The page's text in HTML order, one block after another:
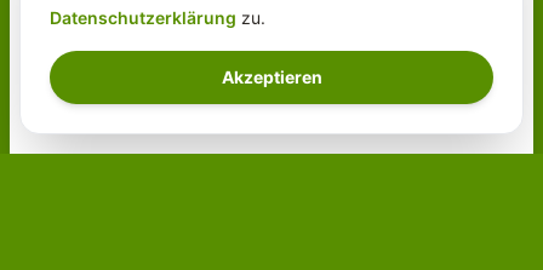
Datenschutzerklärung zu.
Akzeptieren